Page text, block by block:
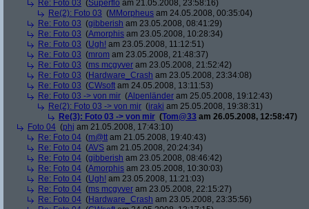
Re: Foto 03 (Superflo am 21.05.2008, 23:58:16)
Re(2): Foto 03 (MMorpheus am 24.05.2008, 00:35:04)
Re: Foto 03 (gibberish am 23.05.2008, 08:41:29)
Re: Foto 03 (Amorphis am 23.05.2008, 10:28:34)
Re: Foto 03 (Ugh! am 23.05.2008, 11:12:51)
Re: Foto 03 (mrom am 23.05.2008, 21:48:37)
Re: Foto 03 (ms mcgyver am 23.05.2008, 21:52:42)
Re: Foto 03 (Hardware_Crash am 23.05.2008, 23:34:08)
Re: Foto 03 (CWsoft am 24.05.2008, 13:11:53)
Re: Foto 03 -> von mir (Alpenländer am 25.05.2008, 19:12:43)
Re(2): Foto 03 -> von mir (iraki am 25.05.2008, 19:38:31)
Re(3): Foto 03 -> von mir (Tom@33 am 26.05.2008, 12:58:47)
Foto 04 (phj am 21.05.2008, 17:43:10)
Re: Foto 04 (m@tt am 21.05.2008, 19:40:43)
Re: Foto 04 (AVS am 21.05.2008, 20:24:34)
Re: Foto 04 (gibberish am 23.05.2008, 08:46:42)
Re: Foto 04 (Amorphis am 23.05.2008, 10:30:03)
Re: Foto 04 (Ugh! am 23.05.2008, 11:21:03)
Re: Foto 04 (ms mcgyver am 23.05.2008, 22:15:27)
Re: Foto 04 (Hardware_Crash am 23.05.2008, 23:35:56)